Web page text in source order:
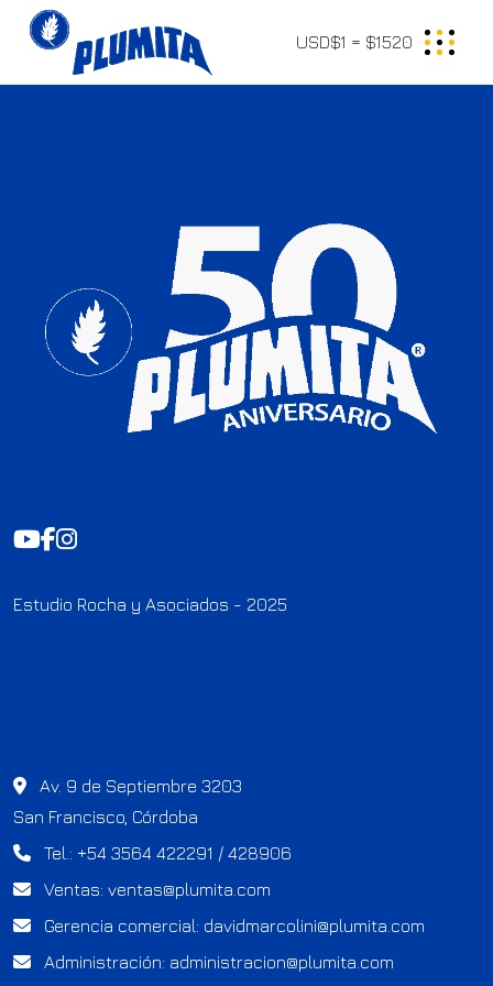
USD$1 = $1520
Estudio Rocha y Asociados - 2025
Av. 9 de Septiembre 3203
San Francisco, Córdoba
Tel.: +54 3564 422291 / 428906
Ventas: ventas@plumita.com
Gerencia comercial: davidmarcolini@plumita.com
Administración: administracion@plumita.com